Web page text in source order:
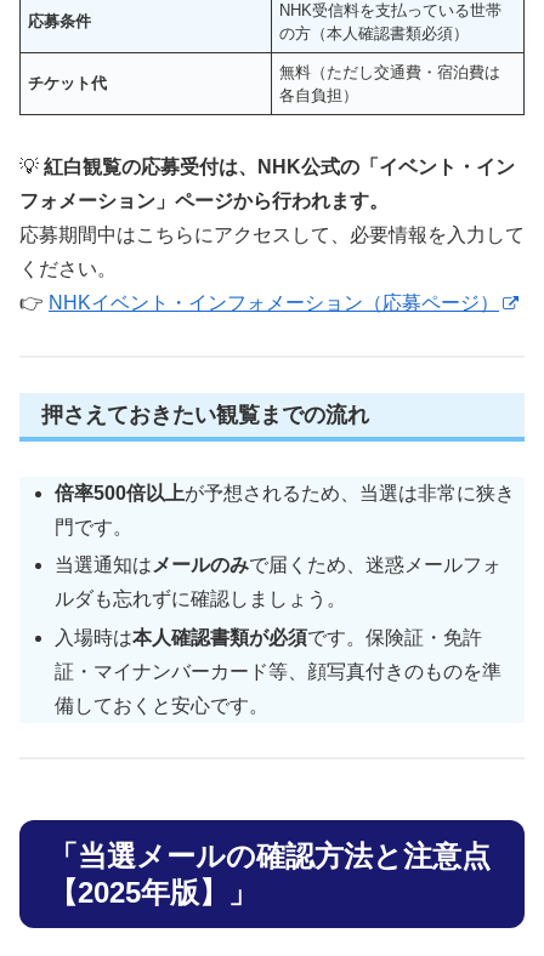
次のチャンスに向けて今できること
「観覧日当日のチェックリスト【忘れたら入場できま
せん】」
観覧当日の持ち物・準備チェックリスト
観覧直前の最終チェックリスト
「まとめ｜2025年紅白観覧を成功させるために」
次回に向けて、今からできる3つの準備
最後に：その1通のメールが、人生の思い出になる
かもしれません
応募条件
NHK受信料を支払っている世帯
の方（本人確認書類必須）
チケット代
無料（ただし交通費・宿泊費は
各自負担）
💡 紅白観覧の応募受付は、NHK公式の「イベント・イン
フォメーション」ページから行われます。
応募期間中はこちらにアクセスして、必要情報を入力して
ください。
👉 NHKイベント・インフォメーション（応募ページ）
押さえておきたい観覧までの流れ
倍率500倍以上が予想されるため、当選は非常に狭き
門です。
当選通知はメールのみで届くため、迷惑メールフォ
ルダも忘れずに確認しましょう。
入場時は本人確認書類が必須です。保険証・免許
証・マイナンバーカード等、顔写真付きのものを準
備しておくと安心です。
「当選メールの確認方法と注意点
【2025年版】」